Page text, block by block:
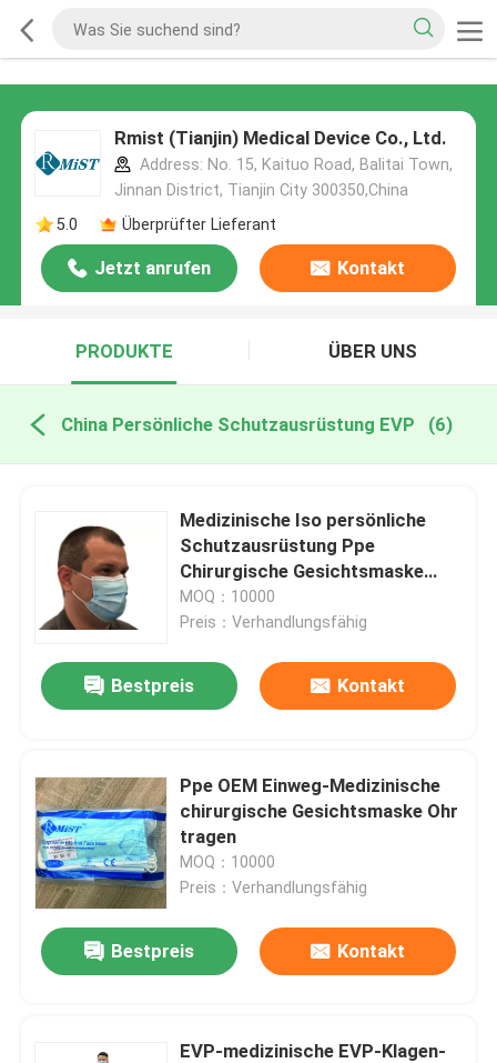
Rmist (Tianjin) Medical Device Co., Ltd.
Address: No. 15, Kaituo Road, Balitai Town,
Jinnan District, Tianjin City 300350,China
5.0
Überprüfter Lieferant
Jetzt anrufen Kontakt
PRODUKTE ÜBER UNS
China Persönliche Schutzausrüstung EVP (6)
Medizinische Iso persönliche
Schutzausrüstung Ppe
Chirurgische Gesichtsmaske
individuell
MOQ：10000
Preis：Verhandlungsfähig
Bestpreis Kontakt
Ppe OEM Einweg-Medizinische
chirurgische Gesichtsmaske Ohr
tragen
MOQ：10000
Preis：Verhandlungsfähig
Bestpreis Kontakt
EVP-medizinische EVP-Klagen-